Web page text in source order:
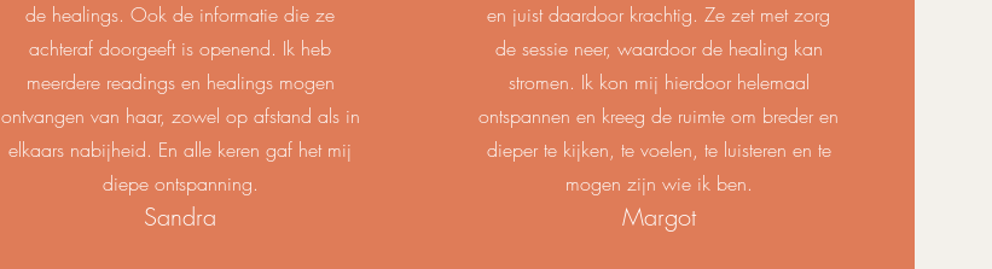
de healings. Ook de informatie die ze
achteraf doorgeeft is openend. Ik heb
meerdere readings en healings mogen
ontvangen van haar, zowel op afstand als in
elkaars nabijheid. En alle keren gaf het mij
diepe ontspanning.
Sandra
en juist daardoor krachtig. Ze zet met zorg
de sessie neer, waardoor de healing kan
stromen. Ik kon mij hierdoor helemaal
ontspannen en kreeg de ruimte om breder en
dieper te kijken, te voelen, te luisteren en te
mogen zijn wie ik ben.
Margot